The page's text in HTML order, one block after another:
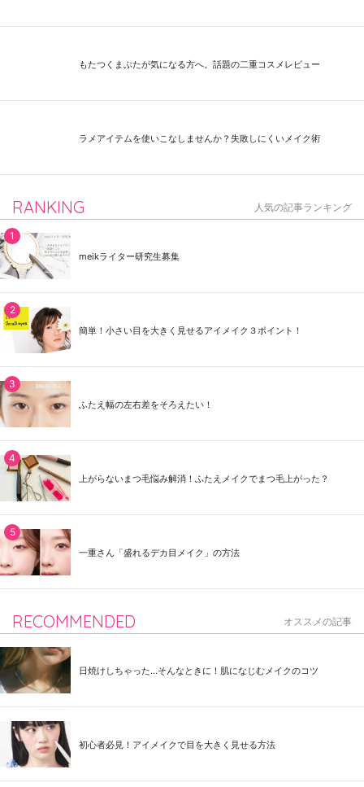
もたつくまぶたが気になる方へ。話題の二重コスメレビュー
ラメアイテムを使いこなしませんか？失敗しにくいメイク術
RANKING 人気の記事ランキング
meikライター研究生募集
簡単！小さい目を大きく見せるアイメイク３ポイント！
ふたえ幅の左右差をそろえたい！
上がらないまつ毛悩み解消！ふたえメイクでまつ毛上がった？
一重さん「盛れるデカ目メイク」の方法
RECOMMENDED オススメの記事
日焼けしちゃった...そんなときに！肌になじむメイクのコツ
初心者必見！アイメイクで目を大きく見せる方法